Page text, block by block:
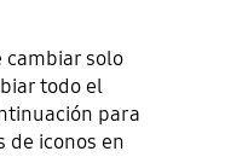
cambiar solo
todo el
para
de iconos en